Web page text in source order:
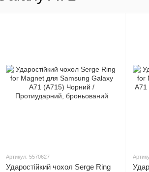
Артикул: 5570627
Ударостійкий чохол Serge Ring